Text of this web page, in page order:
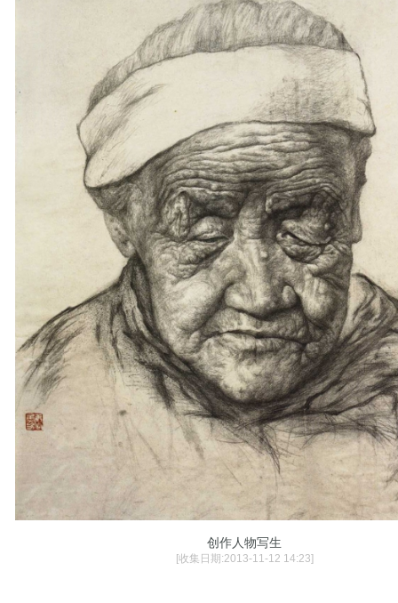
创作人物写生
[收集日期:2013-11-12 14:23]